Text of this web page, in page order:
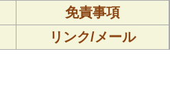
免責事項
リンク/メール